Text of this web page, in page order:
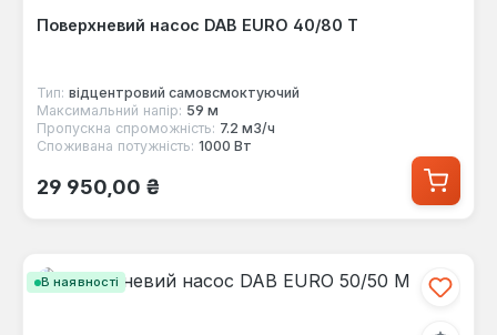
Поверхневий насос DAB EURO 40/80 T
Тип: відцентровий самовсмоктуючий
Максимальний напір: 59 м
Пропускна спроможність: 7.2 м3/ч
Споживана потужність: 1000 Вт
Звичайна ціна:
29 950,00 ₴
В наявності